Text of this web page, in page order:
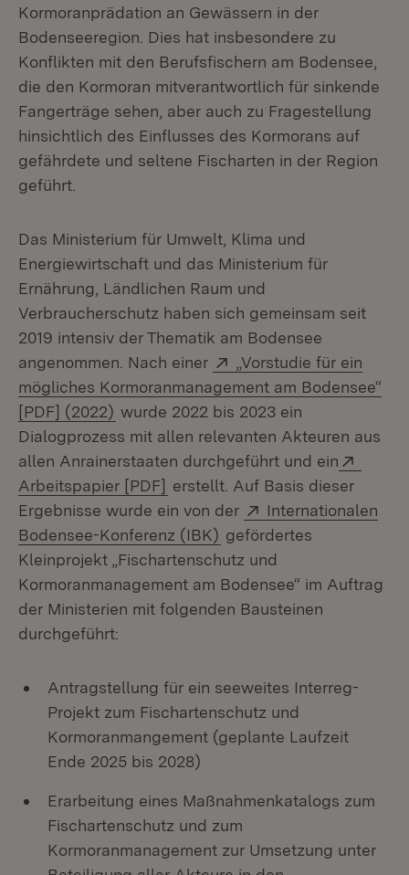
Kormoranprädation an Gewässern in der
Bodenseeregion. Dies hat insbesondere zu
Konflikten mit den Berufsfischern am Bodensee,
die den Kormoran mitverantwortlich für sinkende
Fangerträge sehen, aber auch zu Fragestellung
hinsichtlich des Einflusses des Kormorans auf
gefährdete und seltene Fischarten in der Region
geführt.
Das Ministerium für Umwelt, Klima und
Energiewirtschaft und das Ministerium für
Ernährung, Ländlichen Raum und
Verbraucherschutz haben sich gemeinsam seit
2019 intensiv der Thematik am Bodensee
angenommen. Nach einer
Extern:
„Vorstudie für ein
mögliches Kormoranmanagement am Bodensee“
[PDF] (2022) (Öffnet in neuem Fenster)
wurde 2022 bis 2023 ein
Dialogprozess mit allen relevanten Akteuren aus
allen Anrainerstaaten durchgeführt und ein
Arbeitspapier [PDF] (Öffnet in neuem Fenster)
erstellt. Auf Basis dieser
Ergebnisse wurde ein von der
Extern:
Internationalen
Bodensee-Konferenz (IBK) (Öffnet in neuem
gefördertes
Kleinprojekt „Fischartenschutz und
Kormoranmanagement am Bodensee“ im Auftrag
der Ministerien mit folgenden Bausteinen
durchgeführt:
Antragstellung für ein seeweites Interreg-
Projekt zum Fischartenschutz und
Kormoranmangement (geplante Laufzeit
Ende 2025 bis 2028)
Erarbeitung eines Maßnahmenkatalogs zum
Fischartenschutz und zum
Kormoranmanagement zur Umsetzung unter